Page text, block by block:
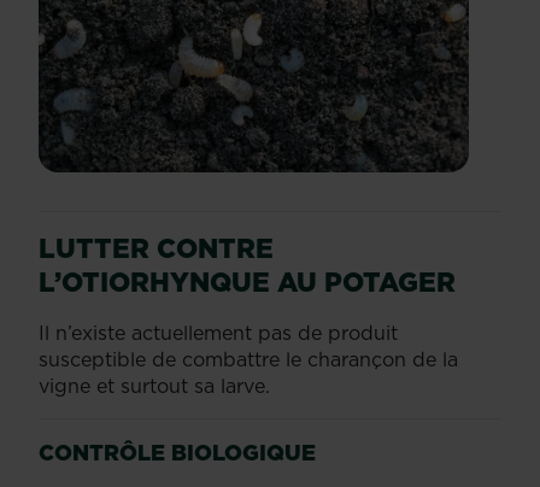
LUTTER CONTRE
L’OTIORHYNQUE AU POTAGER
Il n’existe actuellement pas de produit
susceptible de combattre le charançon de la
vigne et surtout sa larve.
CONTRÔLE BIOLOGIQUE